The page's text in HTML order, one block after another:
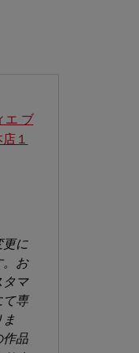
エ ブ
１
更に
。お
タマ
て専
作品